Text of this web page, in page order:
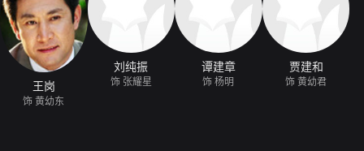
一站下车，回到集体中去。同学们对幼东自由行动的错误进行了善意的
公社参观，公社少先队热情地做他们的向导。在参观“少年之家”时，看
少一个火车头模型，幼东决定把自己心爱的火车头模型装上喇叭后送给
车头模型装喇叭，但喇叭总是不响，原来少了线圈，他起身去找。这时
幼东回来时，喇叭响了。中队把到公社送模型的任务交给幼东和耀星，
广州。路上，他们看到从一辆汽车上掉下一包良种，他们想尽办法把良
到公社，把火车头模型送到公社少先队员手中。这时已经是下午两点多
王岗
饰 黄幼东
刘纯振
饰 张耀星
谭建章
饰 杨明
贾建和
饰 黄幼君